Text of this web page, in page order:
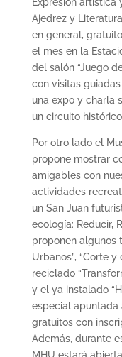
Ajedrez y
en general,
el mes en la
del salón “Juego
con visitas
una expo y charla
un circuito
Por otro lado el
propone mostrar
amigables con
actividades
un San Juan
ecología: Reducir,
proponen algunos
Urbanos”, “Corte
reciclado
y el ya instalado
especial apuntada
gratuitos con
Además, durante
MHU estará